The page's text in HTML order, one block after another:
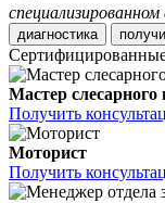
диагностика
Мастер слесарного
Получить
Моторист
Получить